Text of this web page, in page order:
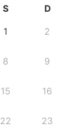
S D
1 2
8 9
15 16
22 23